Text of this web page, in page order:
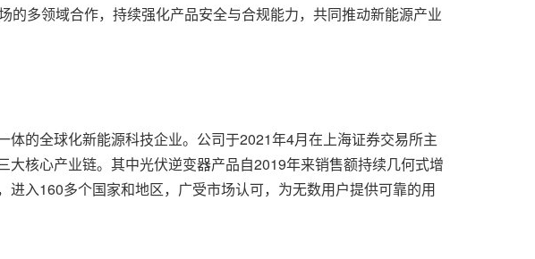
多领域合作，持续强化产品安全与合规能力，共同推动新能源产业
的全球化新能源科技企业。公司于2021年4月在上海证券交易所主
核心产业链。其中光伏逆变器产品自2019年来销售额持续几何式增
入160多个国家和地区，广受市场认可，为无数用户提供可靠的用